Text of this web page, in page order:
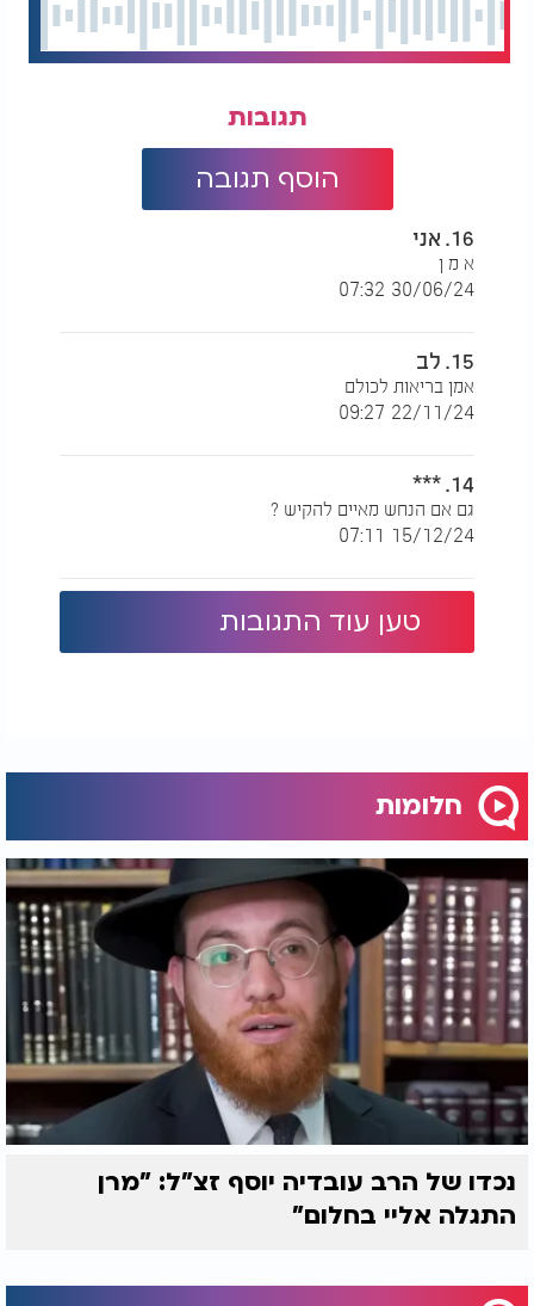
מה יהיה לאדם שרואה בחלומו נחש?
לא כל מה שנראה מפחיד הוא אכן רע. אם חלמתם על
נחש, מהרו לבקש ולהתפלל על הפרנסה.
נחש בחלום: חלום על נחש לפי הקבלה - הרב בצרי:
תגובות
הוסף תגובה
16. אני
א מ ן
30/06/24 07:32
15. לב
אמן בריאות לכולם
22/11/24 09:27
14. ***
גם אם הנחש מאיים להקיש ?
15/12/24 07:11
טען עוד התגובות
חלומות
נכדו של הרב עובדיה יוסף זצ"ל: "מרן
התגלה אליי בחלום"